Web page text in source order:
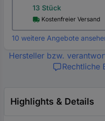
13 Stück
Kostenfreier Versand
10 weitere Angebote
Hersteller bzw.
Rechtliche
Highlights & Details